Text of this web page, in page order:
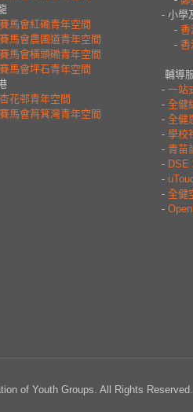
of Youth Groups. All Rights Reserved.